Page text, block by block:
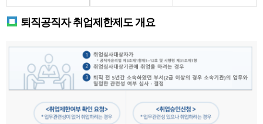
퇴직공직자 취업제한제도 개요